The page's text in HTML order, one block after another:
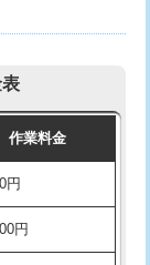
円
円
円
円+材料費
円
円
円
作業料金
円
円